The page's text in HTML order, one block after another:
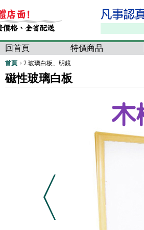
回首頁 特價商品
首頁 2.玻璃白板、明鏡
磁性玻璃白板